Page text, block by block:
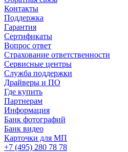
Контакты
Поддержка
Гарантия
Сертификаты
Вопрос ответ
Страхование ответственности
Сервисные центры
Служба поддержки
Драйверы и ПО
Где купить
Партнерам
Информация
Банк фотографий
Банк видео
Карточки для МП
+7 (495) 280 78 78